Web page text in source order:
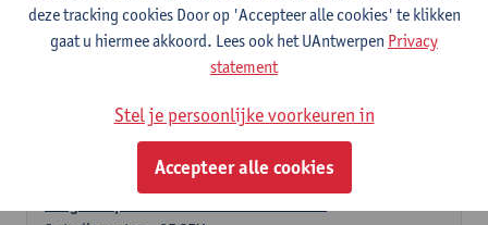
Gramática española 2
2E SEM
3studiepunten
Anne Verhaert
Lengua española: Destrezas básicas
Sabela Moreno Pereiro
deze tracking cookies Door op 'Accepteer alle cookies' te klikken
gaat u hiermee akkoord. Lees ook het UAntwerpen Privacy
statement
Stel je persoonlijke voorkeuren in
Accepteer alle cookies